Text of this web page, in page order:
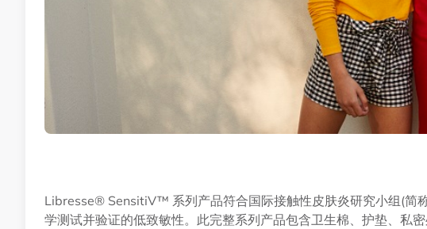
Libresse® SensitiV™ 系列产品符合国际接触性皮肤炎研究小组(简
学测试并验证的低致敏性。此完整系列产品包含卫生棉、护垫、私